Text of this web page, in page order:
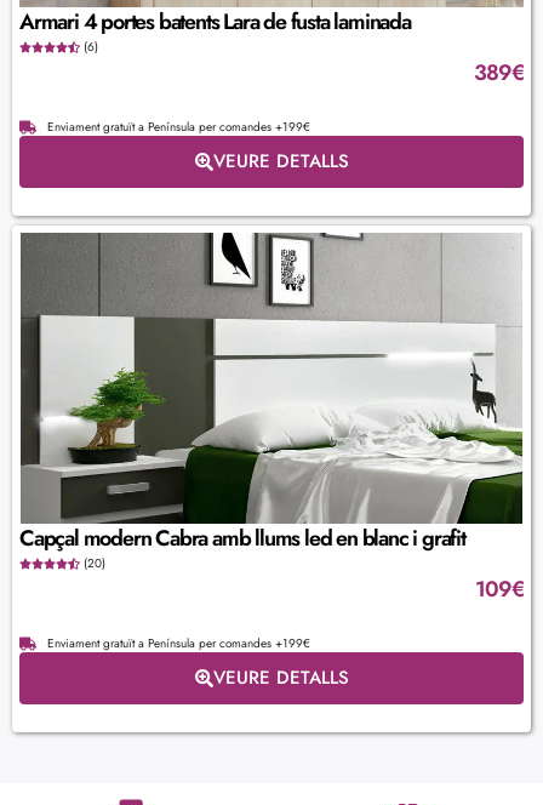
Armari 4 portes batents Lara de fusta laminada
(6)
389€
Enviament gratuït a Península per comandes +199€
VEURE DETALLS
Capçal modern Cabra amb llums led en blanc i grafit
(20)
109€
Enviament gratuït a Península per comandes +199€
VEURE DETALLS